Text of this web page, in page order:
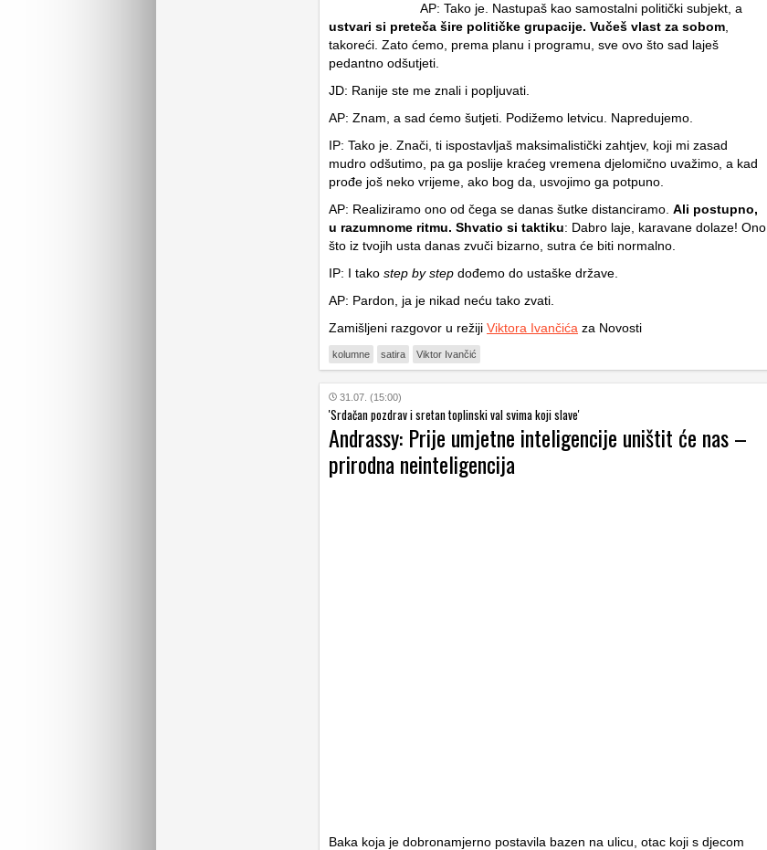
AP: Tako je. Nastupaš kao samostalni politički subjekt, a
ustvari si preteča šire političke grupacije. Vučeš vlast za sobom
takoreći. Zato ćemo, prema planu i programu, sve ovo što sad laješ
pedantno odšutjeti.
JD: Ranije ste me znali i popljuvati.
AP: Znam, a sad ćemo šutjeti. Podižemo letvicu. Napredujemo.
IP: Tako je. Znači, ti ispostavljaš maksimalistički zahtjev, koji mi zasad
mudro odšutimo, pa ga poslije kraćeg vremena djelomično uvažimo, a kad
prođe još neko vrijeme, ako bog da, usvojimo ga potpuno.
AP: Realiziramo ono od čega se danas šutke distanciramo. Ali postupno,
u razumnome ritmu. Shvatio si taktiku: Dabro laje, karavane dolaze! Ono
što iz tvojih usta danas zvuči bizarno, sutra će biti normalno.
IP: I tako step by step dođemo do ustaške države.
AP: Pardon, ja je nikad neću tako zvati.
Zamišljeni razgovor u režiji Viktora Ivančića za Novosti
kolumne satira Viktor Ivančić
31.07. (15:00)
'Srdačan pozdrav i sretan toplinski val svima koji slave'
Andrassy: Prije umjetne inteligencije uništit će nas –
prirodna neinteligencija
Baka koja je dobronamjerno postavila bazen na ulicu, otac koji s djecom